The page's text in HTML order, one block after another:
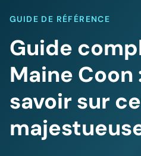
GUIDE DE RÉFÉRENCE
Guide
Maine
savoir sur